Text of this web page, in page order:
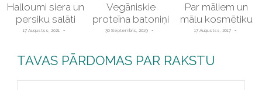
Halloumi siera un
persiku salāti
17 Augustss, 2021
Vegāniskie
proteīna batoniņi
30 Septembris, 2019
Par māliem un
mālu kosmētiku
17 Augustss, 2017
TAVAS PĀRDOMAS PAR RAKSTU